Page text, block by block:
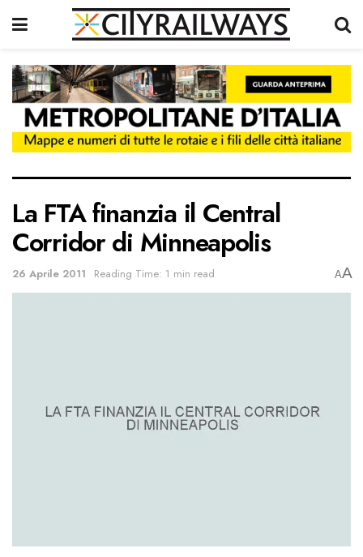
La FTA finanzia il Central
Corridor di Minneapolis
26 Aprile 2011 Reading Time: 1 min read AA